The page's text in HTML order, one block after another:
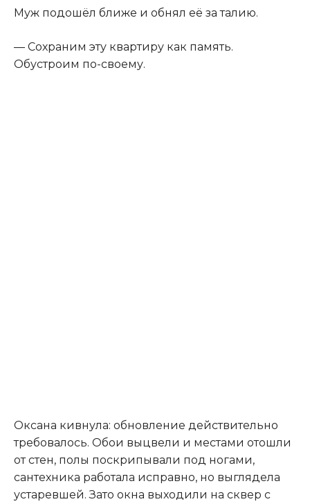
Муж подошёл ближе и обнял её за талию.
— Сохраним эту квартиру как память.
Обустроим по-своему.
Оксана кивнула: обновление действительно
требовалось. Обои выцвели и местами отошли
от стен, полы поскрипывали под ногами,
сантехника работала исправно, но выглядела
устаревшей. Зато окна выходили на сквер с